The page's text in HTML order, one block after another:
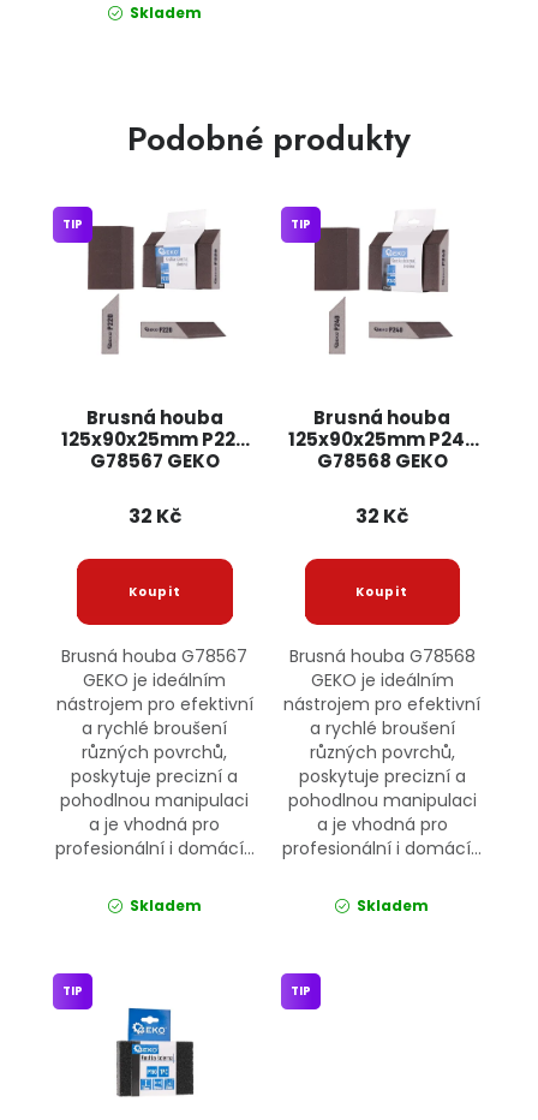
Skladem
Podobné produkty
Brusná houba
125x90x25mm P220
G78567 GEKO
TIP
32 Kč
Brusná houba G78567
GEKO je ideálním
nástrojem pro efektivní
a rychlé broušení
různých povrchů,
poskytuje precizní a
pohodlnou manipulaci
a je vhodná pro
profesionální i domácí...
Skladem
Brusná houba
125x90x25mm P240
G78568 GEKO
TIP
32 Kč
Brusná houba G78568
GEKO je ideálním
nástrojem pro efektivní
a rychlé broušení
různých povrchů,
poskytuje precizní a
pohodlnou manipulaci
a je vhodná pro
profesionální i domácí...
Skladem
TIP TIP